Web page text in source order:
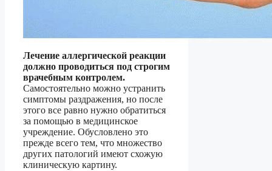
Лечение аллергической реакции
должно проводиться под строгим
врачебным контролем.
Самостоятельно можно устранить
симптомы раздражения, но после
этого все равно нужно обратиться
за помощью в медицинское
учреждение. Обусловлено это
прежде всего тем, что множество
других патологий имеют схожую
клиническую картину.